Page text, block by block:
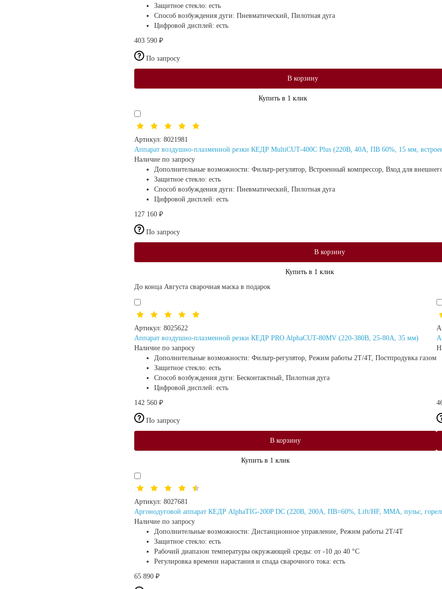
Защитное стекло: есть
Способ возбуждения дуги: Пневматический, Пилотная дуга
Цифровой дисплей: есть
403 590 ₽
По запросу
В корзину
Купить в 1 клик
Артикул: 8021981
Аппарат воздушно-плазменной резки КЕДР MultiCUT-400C Plus (220В, 40А, ПВ 60%, 15 мм,
Наличие по запросу
Дополнительные возможности: Фильтр-регулятор, Встроенный компрессор, Вход для
Защитное стекло: есть
Способ возбуждения дуги: Пневматический, Пилотная дуга
Цифровой дисплей: есть
127 160 ₽
По запросу
В корзину
Купить в 1 клик
До конца Августа сварочная маска в подарок
Артикул: 8025622
Аппарат воздушно-плазменной резки КЕДР PRO AlphaCUT-80MV (220-380В, 25-80А, 35 мм)
Наличие по запросу
Дополнительные возможности: Фильтр-регулятор, Режим работы 2Т/4Т, Постпродувка газом
Защитное стекло: есть
Способ возбуждения дуги: Бесконтактный, Пилотная дуга
Цифровой дисплей: есть
142 560 ₽
По запросу
В корзину
Купить в 1 клик
Артикул: 8027681
Аргонодуговой аппарат КЕДР AlphaTIG-200P DC (220В, 200А, ПВ=60%, Lift/HF, ММА, пульс,
Наличие по запросу
Дополнительные возможности: Дистанционное управление, Режим работы 2Т/4Т
Защитное стекло: есть
Рабочий диапазон температуры окружающей среды: от -10 до 40 °С
Регулировка времени нарастания и спада сварочного тока: есть
65 890 ₽